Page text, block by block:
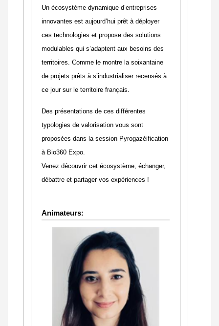
Un écosystème dynamique d’entreprises
innovantes est aujourd’hui prêt à déployer
ces technologies et propose des solutions
modulables qui s’adaptent aux besoins des
territoires. Comme le montre la soixantaine
de projets prêts à s’industrialiser recensés à
ce jour sur le territoire français.
Des présentations de ces différentes
typologies de valorisation vous sont
proposées dans la session Pyrogazéification
à Bio360 Expo.
Venez découvrir cet écosystème, échanger,
débattre et partager vos expériences !
Animateurs: